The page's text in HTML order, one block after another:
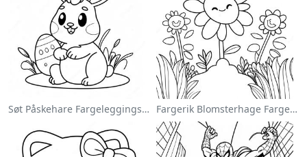
Søt Påskehare Fargeleggingsside Fargerik Blomsterhage Fargeleggingsside